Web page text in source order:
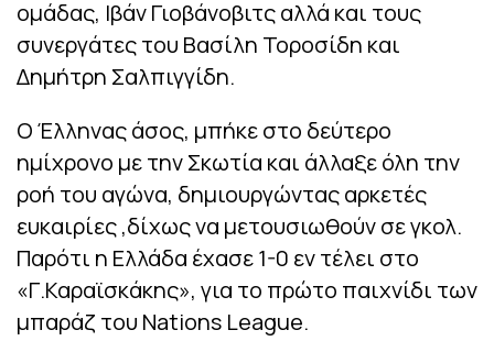
ομάδας, Ιβάν Γιοβάνοβιτς αλλά και τους
συνεργάτες του Βασίλη Τοροσίδη και
Δημήτρη Σαλπιγγίδη.
Ο Έλληνας άσος, μπήκε στο δεύτερο
ημίχρονο με την Σκωτία και άλλαξε όλη την
ροή του αγώνα, δημιουργώντας αρκετές
ευκαιρίες ,δίχως να μετουσιωθούν σε γκολ.
Παρότι η Ελλάδα έχασε 1-0 εν τέλει στο
«Γ.Καραϊσκάκης», για το πρώτο παιχνίδι των
μπαράζ του Nations League.